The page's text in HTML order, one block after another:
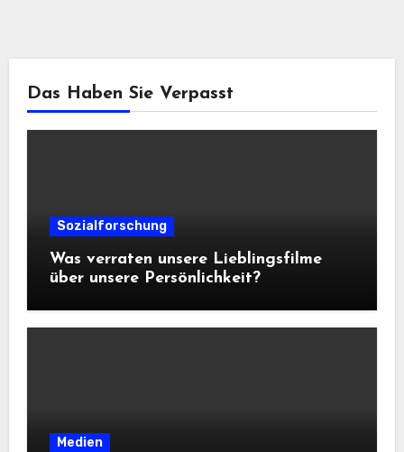
Das Haben Sie Verpasst
Sozialforschung
Was verraten unsere Lieblingsfilme
über unsere Persönlichkeit?
Medien